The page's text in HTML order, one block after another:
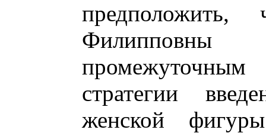
предположить,
Филипповны
стратегии
женской